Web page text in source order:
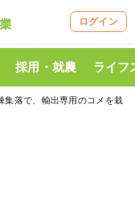
ログイン
採用・就農 ライフ
集落で、輸出専用のコメを栽